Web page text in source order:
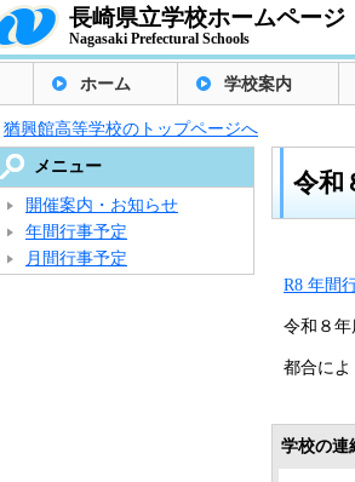
長崎県立学校ホームページ
Nagasaki Prefectural Schools
ホーム 学校案内
猶興館高等学校のトップページへ
令和
R8 年間
令和８年
都合によ
学校の連
メニュー
開催案内・お知らせ
年間行事予定
月間行事予定